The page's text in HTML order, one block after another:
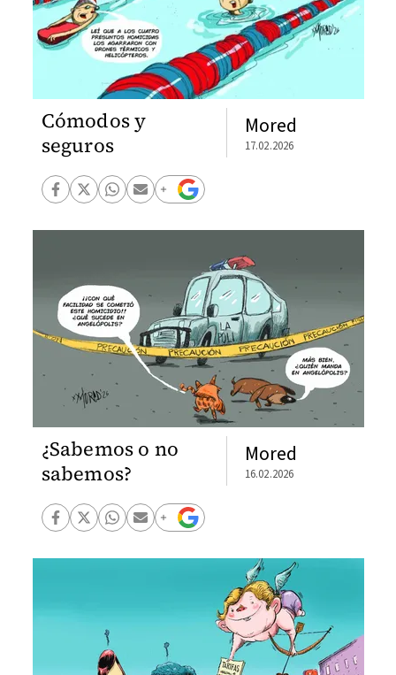
Cómodos y
seguros
Mored
17.02.2026
¿Sabemos o no
sabemos?
Mored
16.02.2026